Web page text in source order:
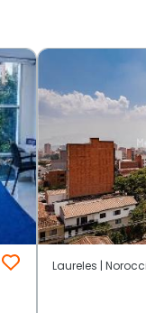
Laureles |